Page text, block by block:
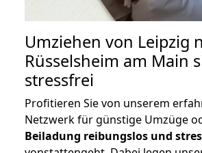
Umziehen von Leipzig
Rüsselsheim am Main
stressfrei
Profitieren Sie von unserem
Netzwerk für günstige Umzüge
Beiladung reibungslos und